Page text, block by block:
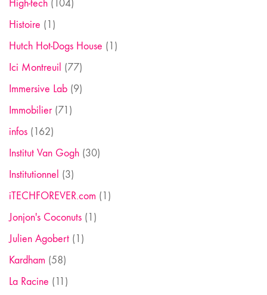
High-tech (104)
Histoire (1)
Hutch Hot-Dogs House (1)
Ici Montreuil (77)
Immersive Lab (9)
Immobilier(71)
infos (162)
Institut Van Gogh (30)
Institutionnel (3)
iTECHFOREVER.com (1)
Jonjon's Coconuts (1)
Julien Agobert (1)
Kardham (58)
La Racine (11)